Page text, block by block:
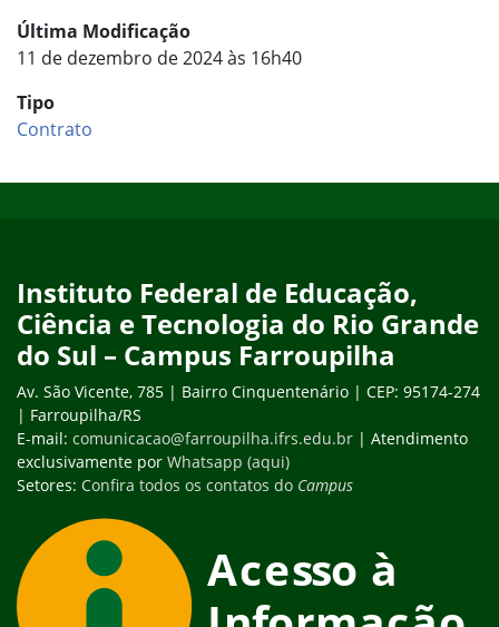
Última Modificação
11 de dezembro de 2024 às 16h40
Tipo
Contrato
Instituto Federal de Educação,
Ciência e Tecnologia do Rio Grande
do Sul – Campus Farroupilha
Av. São Vicente, 785 | Bairro Cinquentenário | CEP: 95174-274
| Farroupilha/RS
E-mail: comunicacao@farroupilha.ifrs.edu.br | Atendimento
exclusivamente por Whatsapp (aqui)
Setores: Confira todos os contatos do Campus